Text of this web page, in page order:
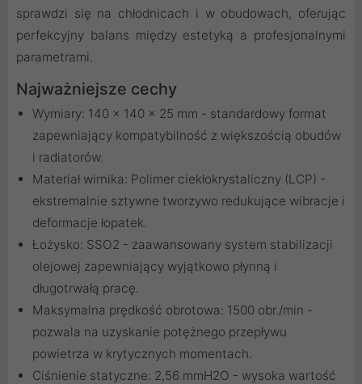
sprawdzi się na chłodnicach i w obudowach, oferując
perfekcyjny balans między estetyką a profesjonalnymi
parametrami.
Najważniejsze cechy
Wymiary: 140 x 140 x 25 mm - standardowy format
zapewniający kompatybilność z większością obudów
i radiatorów.
Materiał wirnika: Polimer ciekłokrystaliczny (LCP) -
ekstremalnie sztywne tworzywo redukujące wibracje i
deformacje łopatek.
Łożysko: SSO2 - zaawansowany system stabilizacji
olejowej zapewniający wyjątkowo płynną i
długotrwałą pracę.
Maksymalna prędkość obrotowa: 1500 obr./min -
pozwala na uzyskanie potężnego przepływu
powietrza w krytycznych momentach.
Ciśnienie statyczne: 2,56 mmH2O - wysoka wartość